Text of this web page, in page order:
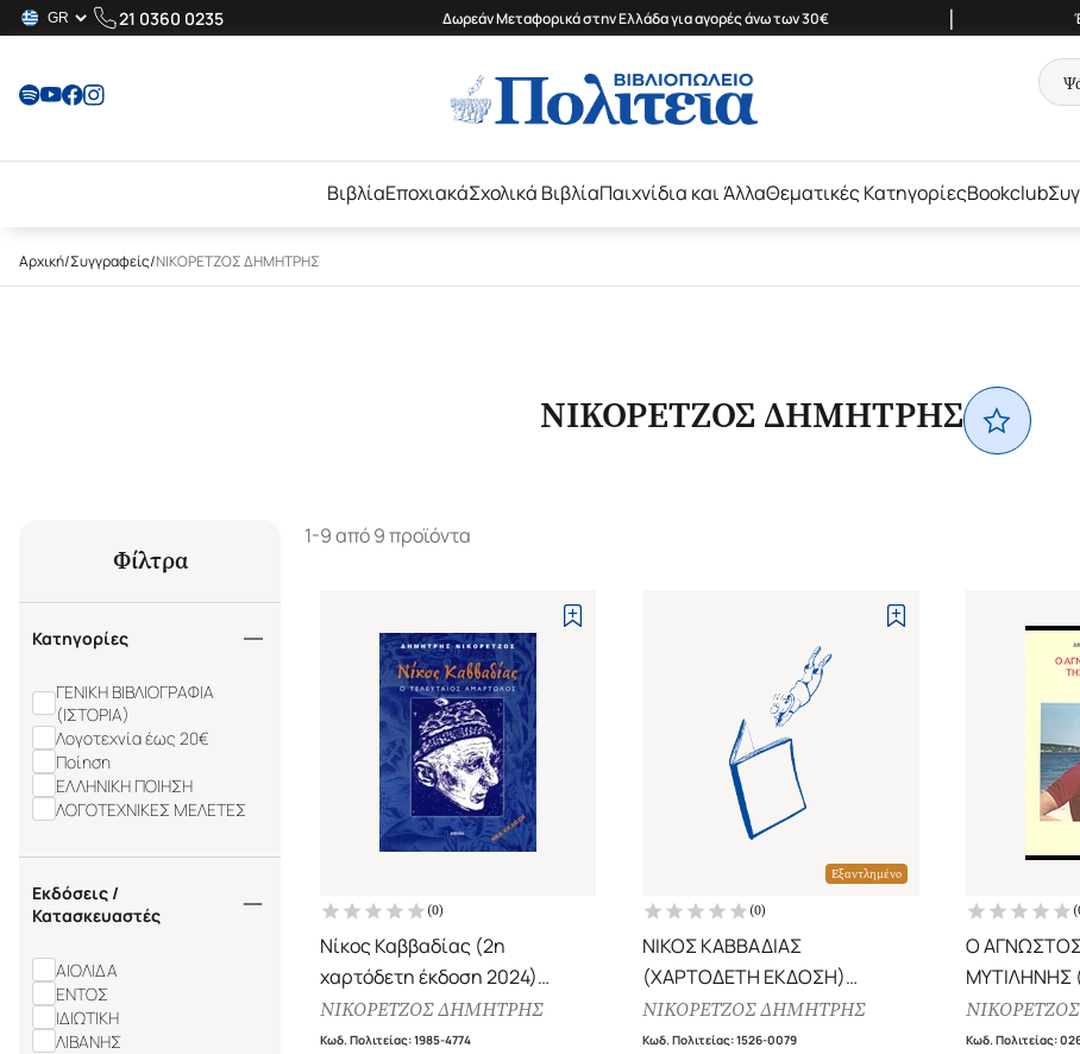
21 0360 0235 Δωρεάν Μεταφορικά στην Ελλάδα για αγορές άνω των 30€ |
ΒιβλίαΕποχιακάΣχολικά ΒιβλίαΠαιχνίδια και ΆλλαΘεματικές ΚατηγορίεςBookclub
Αρχική/Συγγραφείς/ΝΙΚΟΡΕΤΖΟΣ ΔΗΜΗΤΡΗΣ
ΝΙΚΟΡΕΤΖΟΣ ΔΗΜΗΤΡΗΣ
Φίλτρα
Κατηγορίες
ΓΕΝΙΚΗ ΒΙΒΛΙΟΓΡΑΦΙΑ
(ΙΣΤΟΡΙΑ)
Λογοτεχνία έως 20€
Ποίηση
ΕΛΛΗΝΙΚΗ ΠΟΙΗΣΗ
ΛΟΓΟΤΕΧΝΙΚΕΣ ΜΕΛΕΤΕΣ
Εκδόσεις /
Κατασκευαστές
ΑΙΟΛΙΔΑ
ΕΝΤΟΣ
ΙΔΙΩΤΙΚΗ
ΛΙΒΑΝΗΣ
1-9 από 9 προϊόντα
(0)
Νίκος Καββαδίας (2η
χαρτόδετη έκδοση 2024)
Ο τελευταίος αμαρτωλός
ΝΙΚΟΡΕΤΖΟΣ ΔΗΜΗΤΡΗΣ
Κωδ. Πολιτείας:1985-4774
Εξαντλημένο
(0)
ΝΙΚΟΣ ΚΑΒΒΑΔΙΑΣ
(ΧΑΡΤΟΔΕΤΗ ΕΚΔΟΣΗ)
Ο ΤΕΛΕΥΤΑΙΟΣ ΑΜΑΡΤΩΛΟΣ
ΝΙΚΟΡΕΤΖΟΣ ΔΗΜΗΤΡΗΣ
Κωδ. Πολιτείας:1526-0079
(
Ο
ΜΥΤΙΛΗΝΗΣ
Κωδ. Πολιτείας: